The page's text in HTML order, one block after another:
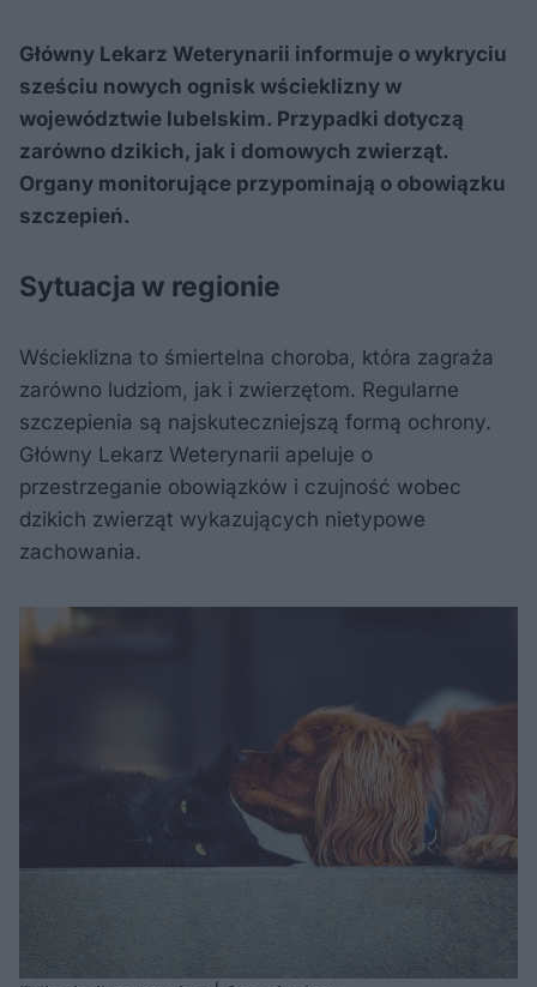
Główny Lekarz Weterynarii informuje o wykryciu
sześciu nowych ognisk wścieklizny w
województwie lubelskim. Przypadki dotyczą
zarówno dzikich, jak i domowych zwierząt.
Organy monitorujące przypominają o obowiązku
szczepień.
Sytuacja w regionie
Wścieklizna to śmiertelna choroba, która zagraża
zarówno ludziom, jak i zwierzętom. Regularne
szczepienia są najskuteczniejszą formą ochrony.
Główny Lekarz Weterynarii apeluje o
przestrzeganie obowiązków i czujność wobec
dzikich zwierząt wykazujących nietypowe
zachowania.